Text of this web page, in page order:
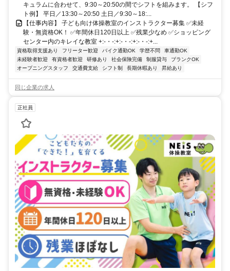
キュラムに合わせて、9:30～20:50の間でシフトを組みます。 【シフ
ト例】 平日／13:30～20:50 土日／9:30～18:...
【仕事内容】 子ども向け体操教室のインストラクター募集 ✅未経
験・無資格OK！ ✅年間休日120日以上 ✅残業少なめ ✅ショッピング
センター内のキレイな教室 +:-・-:+:-・-:+:-・-:+...
資格取得支援あり フリーター歓迎 バイク通勤OK 学歴不問
車通勤OK
未経験者歓迎
有資格者歓迎 研修あり 社会保険完備 制服貸与
ブランクOK
オープニングスタッフ
交通費支給 シフト制 長期休暇あり 昇給あり
同じ企業の求人
正社員